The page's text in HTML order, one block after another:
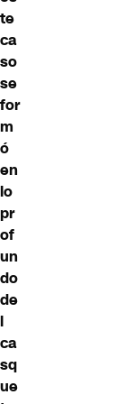
te
ca
so
se
for
m
ó
en
lo
pr
of
un
do
de
l
ca
sq
ue